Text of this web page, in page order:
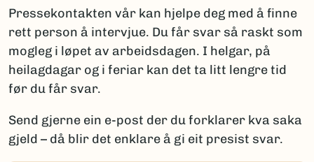
Pressekontakten vår kan hjelpe deg med å finne
rett person å intervjue. Du får svar så raskt som
mogleg i løpet av arbeidsdagen. I helgar, på
heilagdagar og i feriar kan det ta litt lengre tid
før du får svar.
Send gjerne ein e-post der du forklarer kva saka
gjeld – då blir det enklare å gi eit presist svar.